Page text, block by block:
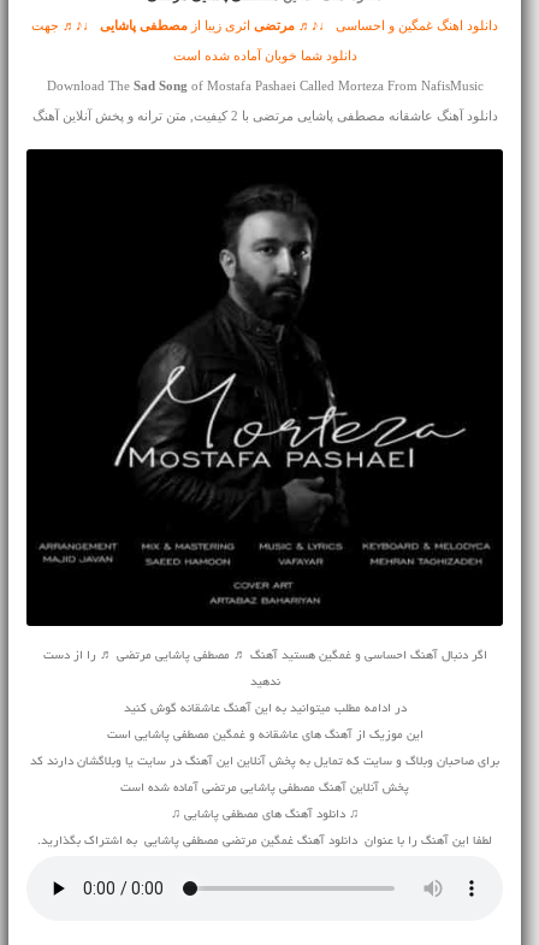
دانلود اهنگ غمگین و احساسی ♩♪♬ مرتضیاثری زیبا از مصطفی پاشایی♩♪♬ جهت
دانلود شما خوبان آماده شده است
Download The Sad Song of Mostafa Pashaei Called Morteza From NafisMusic
دانلود آهنگ عاشقانه مصطفی پاشایی مرتضی با 2 کیفیت, متن ترانه و پخش آنلاین آهنگ
اگر دنبال آهنگ احساسی و غمگین هستید آهنگ ♬ مصطفی پاشایی مرتضی ♬ را از دست
ندهید
در ادامه مطلب میتوانید به این آهنگ عاشقانه گوش کنید
این موزیک از آهنگ های عاشقانه و غمگین مصطفی پاشایی است
برای صاحبان وبلاگ و سایت که تمایل به پخش آنلاین این آهنگ در سایت یا وبلاگشان دارند کد
پخش آنلاین آهنگ مصطفی پاشایی مرتضی آماده شده است
♫ دانلود آهنگ های مصطفی پاشایی ♫
لطفا این آهنگ را با عنوان دانلود آهنگ غمگین مرتضی مصطفی پاشایی به اشتراک بگذارید.